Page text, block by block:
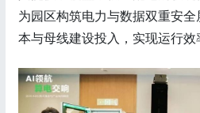
为园区构筑电力与数据双重安
本与母线建设投入，实现运行效